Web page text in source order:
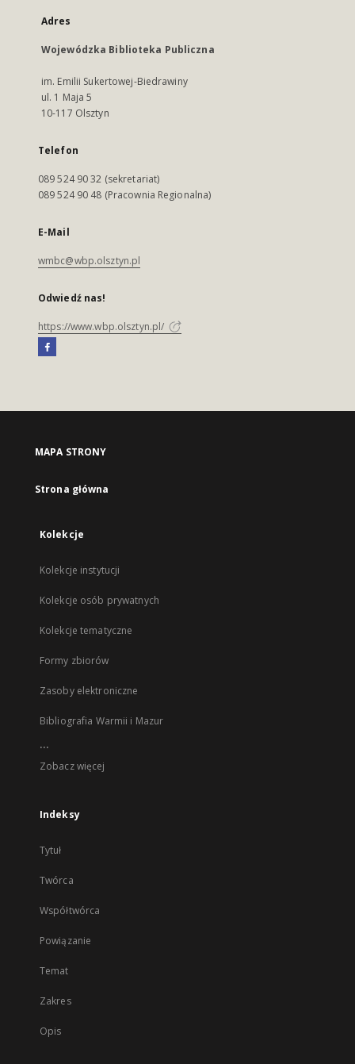
Adres
Wojewódzka Biblioteka Publiczna
im. Emilii Sukertowej-Biedrawiny
ul. 1 Maja 5
10-117 Olsztyn
Telefon
089 524 90 32 (sekretariat)
089 524 90 48 (Pracownia Regionalna)
E-Mail
wmbc@wbp.olsztyn.pl
Odwiedź nas!
https://www.wbp.olsztyn.pl/
MAPA STRONY
Strona główna
Kolekcje
Kolekcje instytucji
Kolekcje osób prywatnych
Kolekcje tematyczne
Formy zbiorów
Zasoby elektroniczne
Bibliografia Warmii i Mazur
...
Zobacz więcej
Indeksy
Tytuł
Twórca
Współtwórca
Powiązanie
Temat
Zakres
Opis